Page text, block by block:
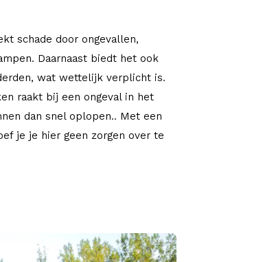
schade door ongevallen,
Daarnaast biedt het ook
wat wettelijk verplicht is.
raakt bij een ongeval in het
dan snel oplopen.. Met een
je je hier geen zorgen over te